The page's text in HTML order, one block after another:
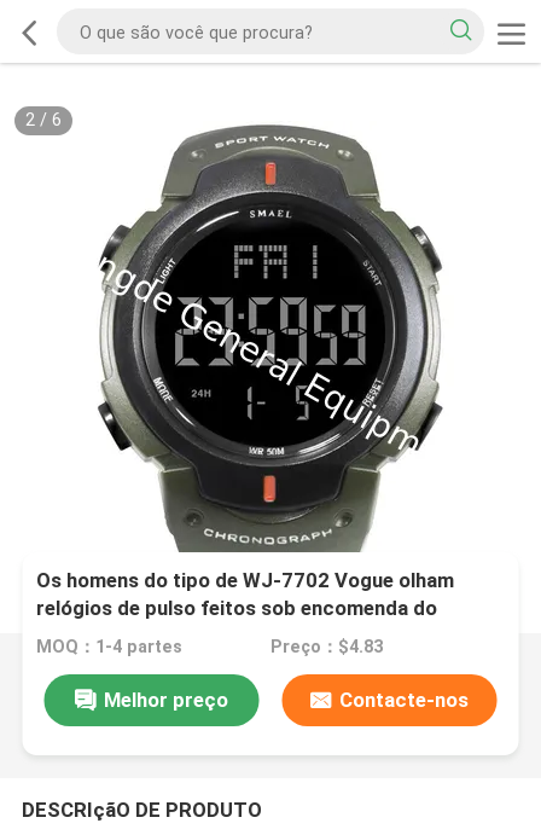
2/ 6
Os homens do tipo de WJ-7702 Vogue olham
relógios de pulso feitos sob encomenda do
plástico do logotipo do OEM de Digitas
Handwatches da auto data impermeável de
SMAEL
MOQ：1-4 partes Preço：$4.83
Melhor preço Contacte-nos
DESCRIçãO DE PRODUTO